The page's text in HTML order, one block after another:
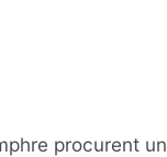
procurent